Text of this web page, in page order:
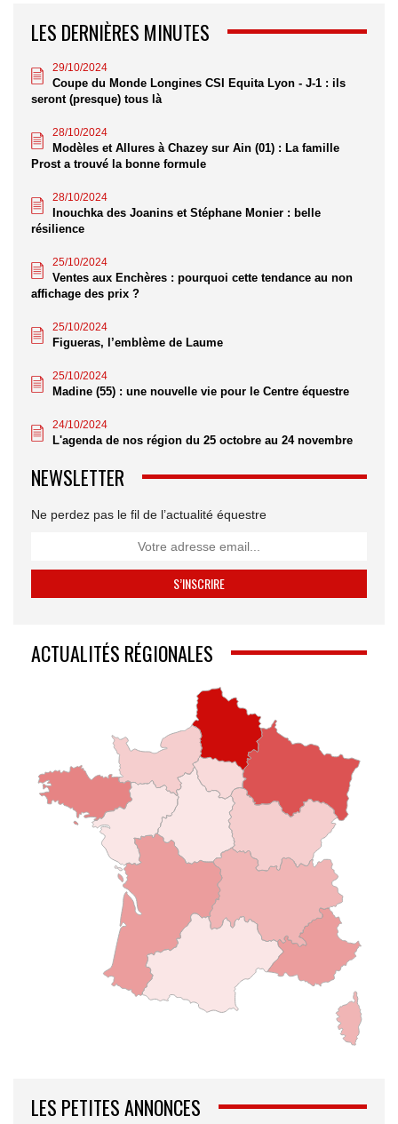
LES DERNIÈRES MINUTES
29/10/2024
Coupe du Monde Longines CSI Equita Lyon - J-1 : ils
seront (presque) tous là
28/10/2024
Modèles et Allures à Chazey sur Ain (01) : La famille
Prost a trouvé la bonne formule
28/10/2024
Inouchka des Joanins et Stéphane Monier : belle
résilience
25/10/2024
Ventes aux Enchères : pourquoi cette tendance au non
affichage des prix ?
25/10/2024
Figueras, l’emblème de Laume
25/10/2024
Madine (55) : une nouvelle vie pour le Centre équestre
24/10/2024
L'agenda de nos région du 25 octobre au 24 novembre
NEWSLETTER
Ne perdez pas le fil de l’actualité équestre
ACTUALITÉS RÉGIONALES
LES PETITES ANNONCES